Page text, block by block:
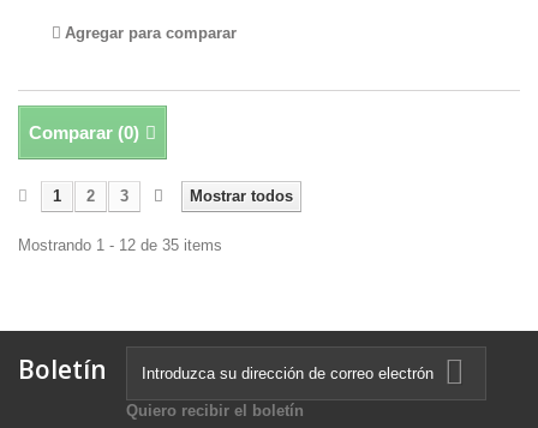
Agregar para comparar
Comparar (0)
Mostrar todos
1 2 3
Mostrando 1 - 12 de 35 items
Boletín
Quiero recibir el boletín